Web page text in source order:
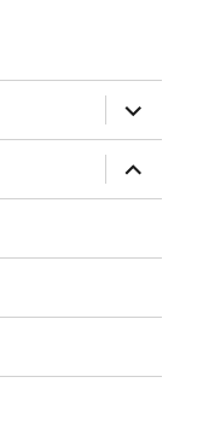
위
메
뉴
확
장
위
메
장